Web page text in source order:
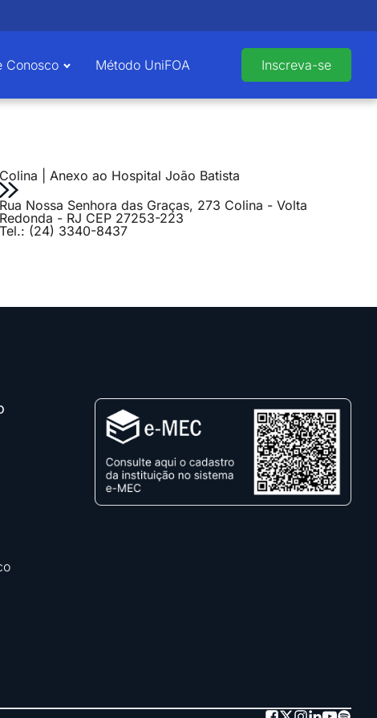
Conosco Método UniFOA Inscreva-se
Colina | Anexo ao Hospital João Batista
Rua Nossa Senhora das Graças, 273 Colina - Volta
Redonda - RJ CEP 27253-223
Tel.: (24) 3340-8437